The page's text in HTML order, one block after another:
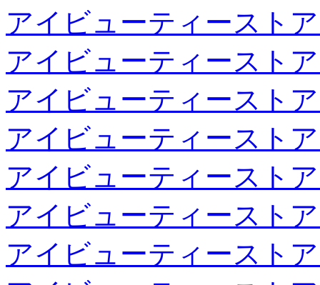
アイビューティースト
アイビューティースト
アイビューティースト
アイビューティースト
アイビューティースト
アイビューティースト
アイビューティースト